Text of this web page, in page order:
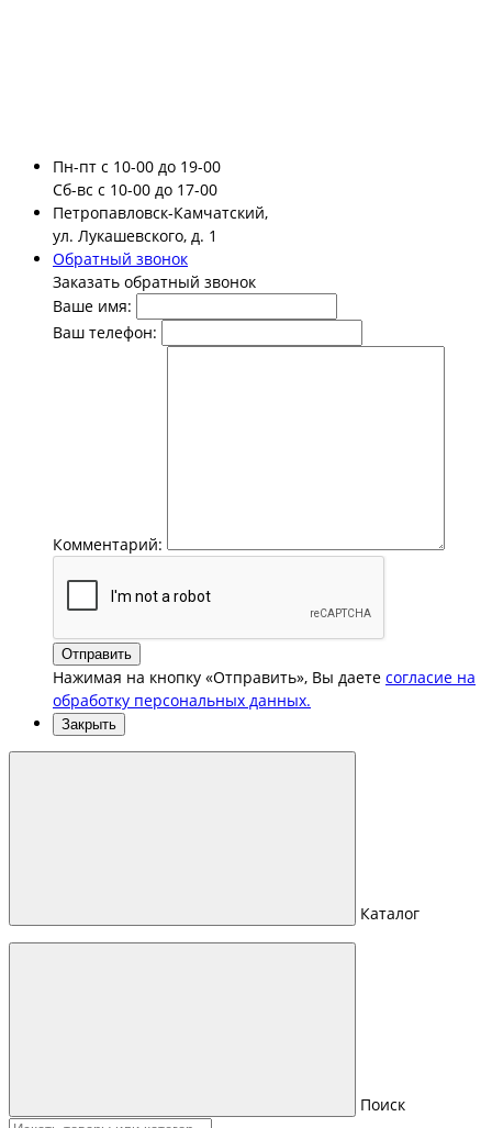
Пн-пт с 10-00 до 19-00
Сб-вс с 10-00 до 17-00
Петропавловск-Камчатский,
ул. Лукашевского, д. 1
Обратный звонок
Заказать обратный звонок
Ваше имя:
Ваш телефон:
Комментарий:
Отправить
Нажимая на кнопку «Отправить», Вы даете согласие на
обработку персональных данных.
Закрыть
Каталог
Поиск